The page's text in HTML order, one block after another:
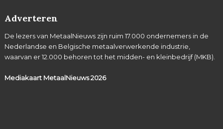
Adverteren
De lezers van MetaalNieuws zijn ruim 17.000 ondernemers in de
Nederlandse en Belgische metaalverwerkende industrie,
waarvan er 12.000 behoren tot het midden- en kleinbedrijf (MKB).
Mediakaart MetaalNieuws2026